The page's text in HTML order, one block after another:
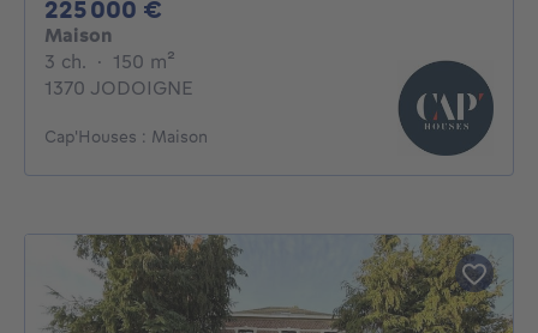
225 000 €
Maison
3 ch. 3 chambres
· 150 m²
1370 JODOIGNE
Cap'Houses : Maison